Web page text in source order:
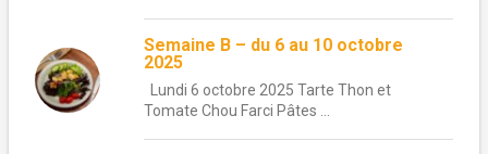
Semaine B – du 6 au 10 octobre
2025
Lundi 6 octobre 2025 Tarte Thon et
Tomate Chou Farci Pâtes ...